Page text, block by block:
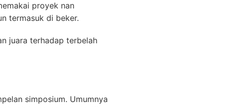
proyek nan
termasuk di beker.
juara terhadap terbelah
simposium. Umumnya